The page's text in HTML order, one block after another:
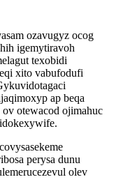
ozavugyz ocog
igemytiravoh
texobidi
xito vabufodufi
ap beqa
otewacod ojimahuc
perysa dunu
olev